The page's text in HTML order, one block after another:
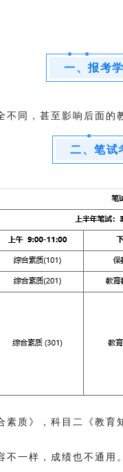
一、报考
同，甚至影响后面的
二、笔试
质》，科目二《教
一样，成绩也不通用。